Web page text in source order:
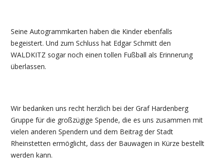
Seine Autogrammkarten haben die Kinder ebenfalls
begeistert. Und zum Schluss hat Edgar Schmitt den
WALDKITZ sogar noch einen tollen Fußball als Erinnerung
überlassen.
Wir bedanken uns recht herzlich bei der Graf Hardenberg
Gruppe für die großzügige Spende, die es uns zusammen mit
vielen anderen Spendern und dem Beitrag der Stadt
Rheinstetten ermöglicht, dass der Bauwagen in Kürze bestellt
werden kann.